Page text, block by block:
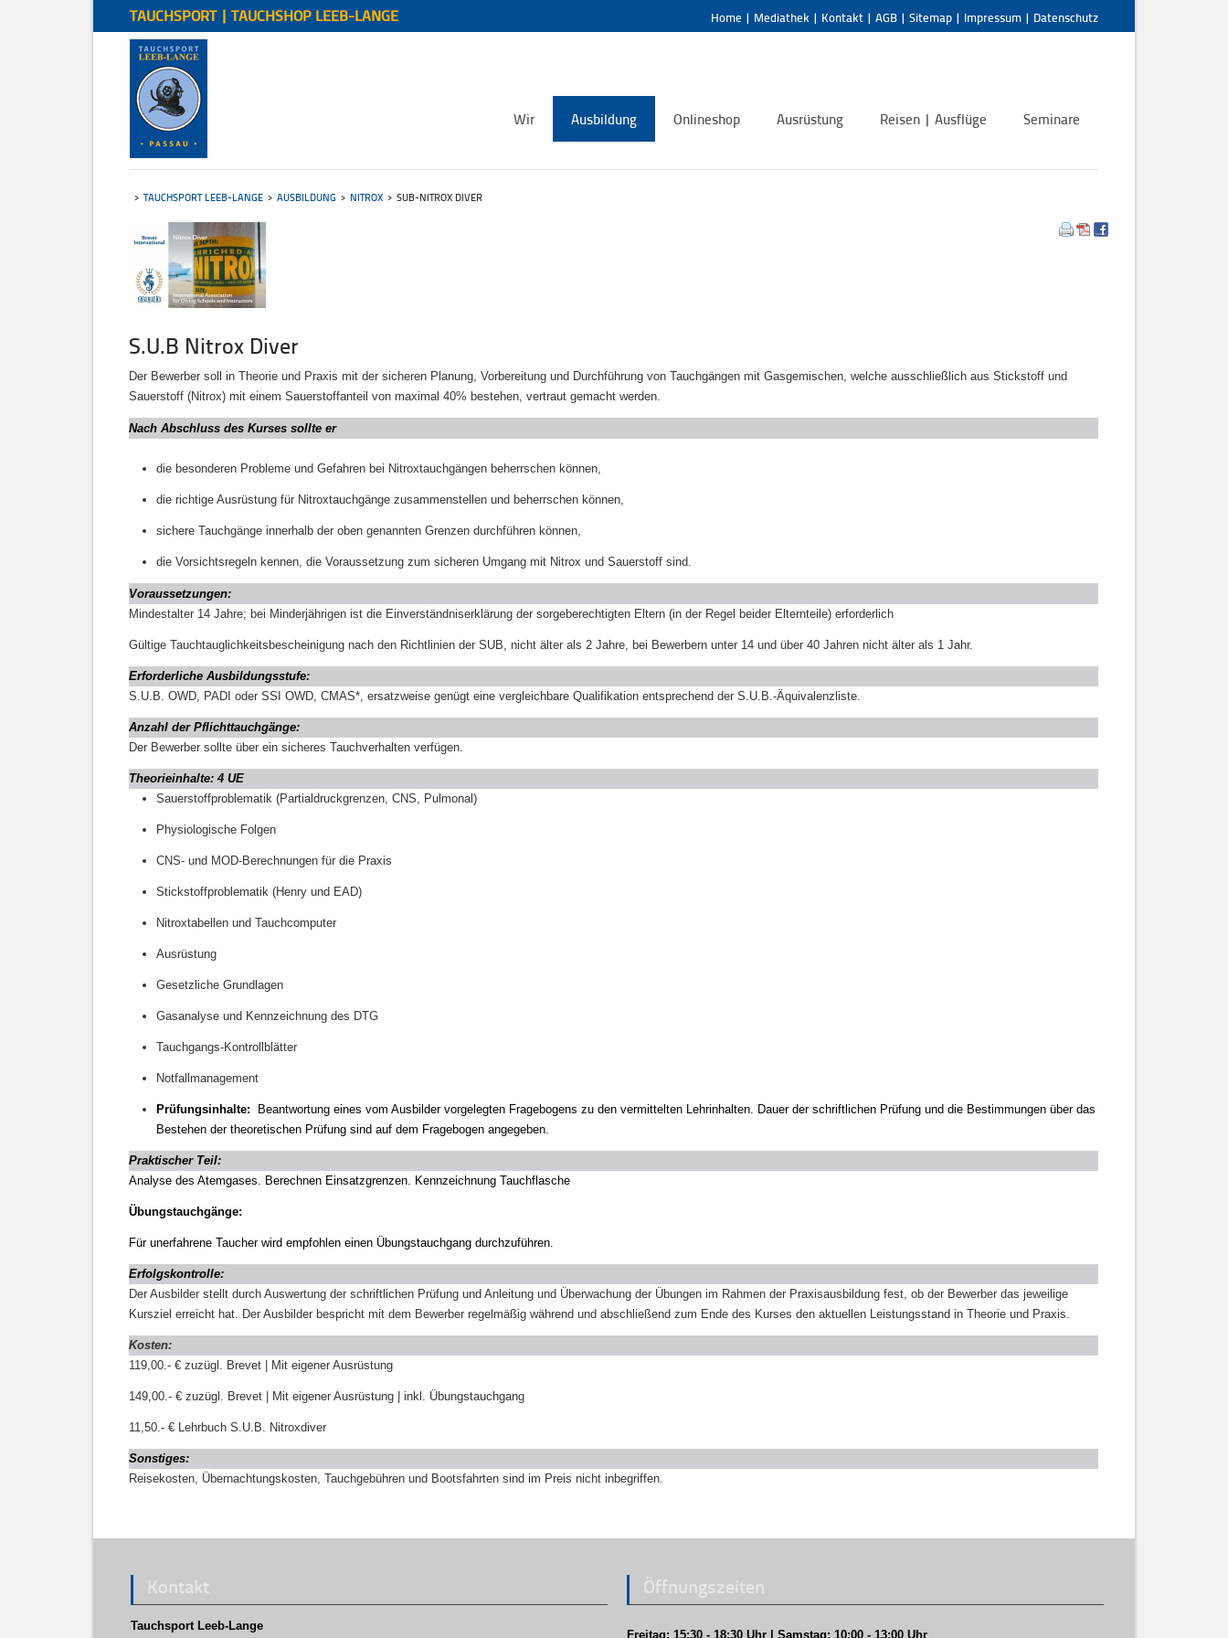
TAUCHSPORT | TAUCHSHOP LEEB-LANGE Home | Mediathek | Kontakt | AGB | Sitemap | Impressum | Datenschutz
Wir Ausbildung Onlineshop Ausrüstung Reisen | Ausflüge Seminare
TAUCHSPORT LEEB-LANGE AUSBILDUNG NITROX SUB-NITROX DIVER
S.U.B Nitrox Diver
Der Bewerber soll in Theorie und Praxis mit der sicheren Planung, Vorbereitung und Durchführung von Tauchgängen mit Gasgemischen, welche ausschließlich aus Stickstoff und
Sauerstoff (Nitrox) mit einem Sauerstoffanteil von maximal 40% bestehen, vertraut gemacht werden.
Nach Abschluss des Kurses sollte er
die besonderen Probleme und Gefahren bei Nitroxtauchgängen beherrschen können,
die richtige Ausrüstung für Nitroxtauchgänge zusammenstellen und beherrschen können,
sichere Tauchgänge innerhalb der oben genannten Grenzen durchführen können,
die Vorsichtsregeln kennen, die Voraussetzung zum sicheren Umgang mit Nitrox und Sauerstoff sind.
Voraussetzungen:
Mindestalter 14 Jahre; bei Minderjährigen ist die Einverständniserklärung der sorgeberechtigten Eltern (in der Regel beider Elternteile) erforderlich
Gültige Tauchtauglichkeitsbescheinigung nach den Richtlinien der SUB, nicht älter als 2 Jahre, bei Bewerbern unter 14 und über 40 Jahren nicht älter als 1 Jahr.
Erforderliche Ausbildungsstufe:
S.U.B. OWD, PADI oder SSI OWD, CMAS*, ersatzweise genügt eine vergleichbare Qualifikation entsprechend der S.U.B.-Äquivalenzliste.
Anzahl der Pflichttauchgänge:
Der Bewerber sollte über ein sicheres Tauchverhalten verfügen.
Theorieinhalte: 4 UE
Sauerstoffproblematik (Partialdruckgrenzen, CNS, Pulmonal)
Physiologische Folgen
CNS- und MOD-Berechnungen für die Praxis
Stickstoffproblematik (Henry und EAD)
Nitroxtabellen und Tauchcomputer
Ausrüstung
Gesetzliche Grundlagen
Gasanalyse und Kennzeichnung des DTG
Tauchgangs-Kontrollblätter
Notfallmanagement
Prüfungsinhalte:
Beantwortung eines vom Ausbilder vorgelegten Fragebogens zu den vermittelten Lehrinhalten. Dauer der schriftlichen Prüfung und die Bestimmungen über das
Bestehen der theoretischen Prüfung sind auf dem Fragebogen angegeben.
Praktischer Teil:
Analyse des Atemgases. Berechnen Einsatzgrenzen. Kennzeichnung Tauchflasche
Übungstauchgänge:
Für unerfahrene Taucher wird empfohlen einen Übungstauchgang durchzuführen.
Erfolgskontrolle:
Der Ausbilder stellt durch Auswertung der schriftlichen Prüfung und Anleitung und Überwachung der Übungen im Rahmen der Praxisausbildung fest, ob der Bewerber das jeweilige
Kursziel erreicht hat. Der Ausbilder bespricht mit dem Bewerber regelmäßig während und abschließend zum Ende des Kurses den aktuellen Leistungsstand in Theorie und Praxis.
Kosten:
119,00.- € zuzügl. Brevet | Mit eigener Ausrüstung
149,00.- €zuzügl. Brevet | Mit eigener Ausrüstung | inkl. Übungstauchgang
11,50.- € Lehrbuch S.U.B. Nitroxdiver
Sonstiges:
Reisekosten, Übernachtungskosten, Tauchgebühren und Bootsfahrten sind im Preis nicht inbegriffen.
Kontakt
Tauchsport Leeb-Lange
Öffnungszeiten
Freitag: 15:30 - 18:30 Uhr | Samstag: 10:00 - 13:00 Uhr